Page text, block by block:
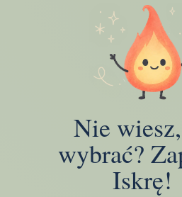
Nie
wybrać?
Iskrę!